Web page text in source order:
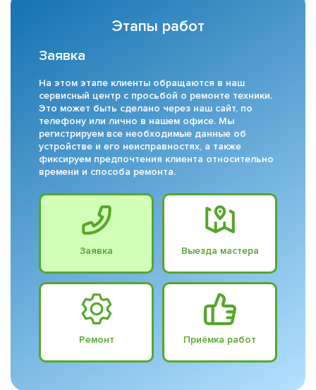
Этапы работ
Заявка
На этом этапе клиенты обращаются в наш
сервисный центр с просьбой о ремонте техники.
Это может быть сделано через наш сайт, по
телефону или лично в нашем офисе. Мы
регистрируем все необходимые данные об
устройстве и его неисправностях, а также
фиксируем предпочтения клиента относительно
времени и способа ремонта.
Заявка Выезда мастера
Ремонт Приёмка работ